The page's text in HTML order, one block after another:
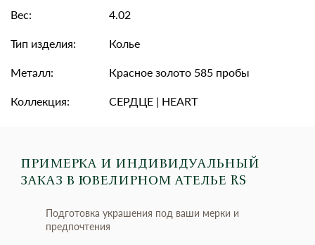
Вес:
4.02
Тип изделия:
Колье
Металл:
Красное золото 585 пробы
Коллекция:
СЕРДЦЕ | HEART
ПРИМЕРКА И ИНДИВИДУАЛЬНЫЙ
ЗАКАЗ В ЮВЕЛИРНОМ АТЕЛЬЕ RS
Подготовка украшения под ваши мерки и
предпочтения